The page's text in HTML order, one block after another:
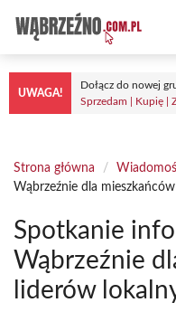
treści
UWAGA!
Dołącz do nowej
Sprzedam | Kupię |
Strona główna /
Wąbrzeźnie dla
Spotkanie
Wąbrzeźnie
liderów